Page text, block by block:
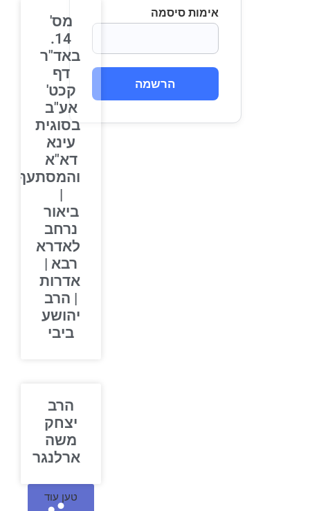
אימות סיסמה
הרשמה
מס'
14.
באד"ר
דף
קכט'
אע"ב
בסוגית
עינא
דא"א
והמסתעף
ביאור
נרחב
לאדרא
רבא |
אדרות
| הרב
יהושע
ביבי
הרב
יצחק
משה
ארלנגר
טען עוד